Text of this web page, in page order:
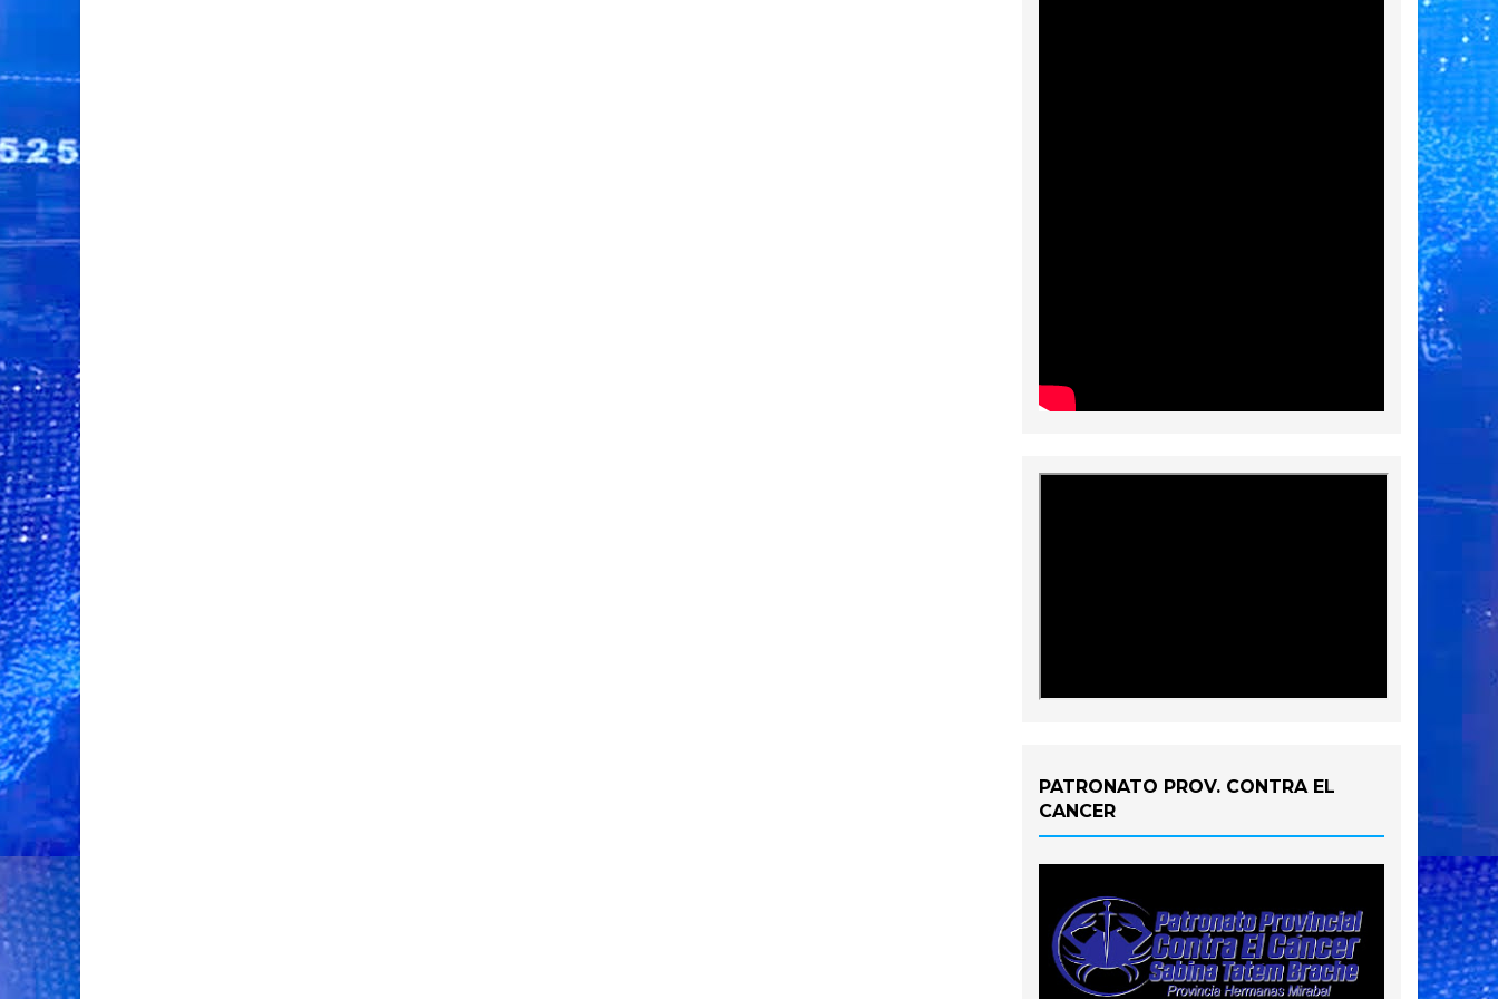
PATRONATO PROV. CONTRA EL
CANCER